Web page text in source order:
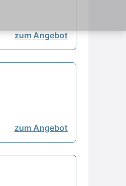
zum Angebot
zum Angebot